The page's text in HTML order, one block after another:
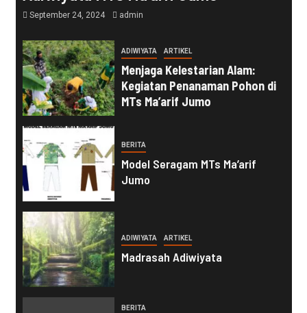
September 24, 2024 admin
ADIWIYATA ARTIKEL
Menjaga Kelestarian Alam:
Kegiatan Penanaman Pohon di
MTs Ma’arif Jumo
BERITA
Model Seragam MTs Ma’arif
Jumo
ADIWIYATA ARTIKEL
Madrasah Adiwiyata
BERITA